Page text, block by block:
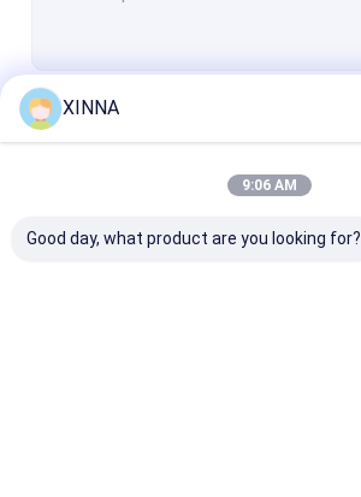
Membrane en nylon
Protecteur de transducteur
XINNA
9:06 AM
Good day, what product are you looking for?